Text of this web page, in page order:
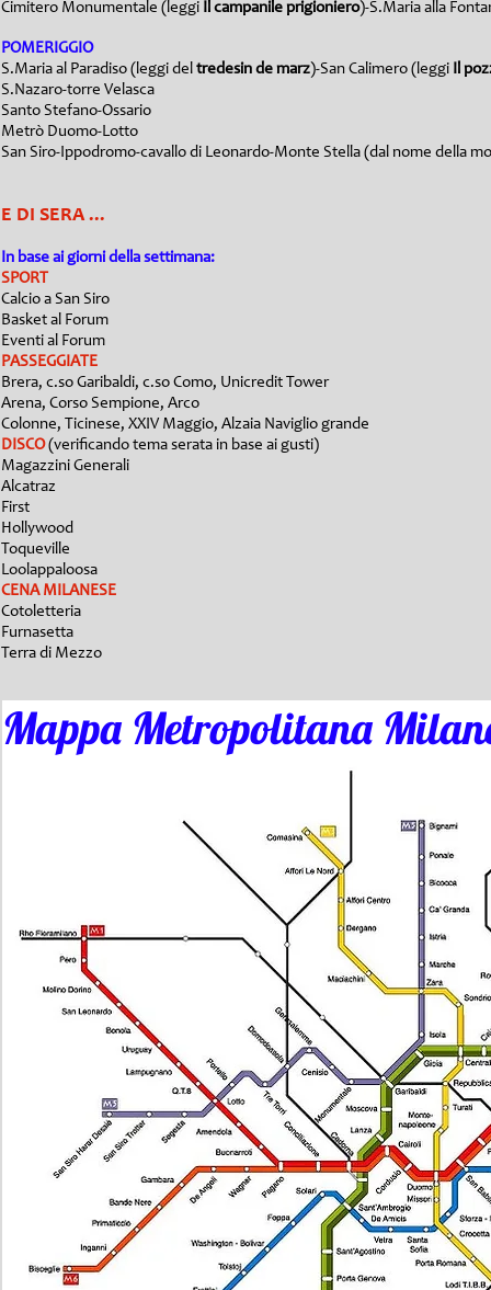
Cimitero Monumentale (leggi Il campanile prigioniero)-S.Maria alla
POMERIGGIO
S.Maria al Paradiso (leggi del tredesin de marz)-San Calimero (leggi Il
S.Nazaro-torre Velasca
Santo Stefano-Ossario
Metrò Duomo-Lotto
San Siro-Ippodromo-cavallo di Leonardo-Monte Stella (dal nome della
E DI SERA ...
In base ai giorni della settimana:
SPORT
Calcio a San Siro
Basket al Forum
Eventi al Forum
PASSEGGIATE
Brera, c.so Garibaldi, c.so Como, Unicredit Tower
Arena, Corso Sempione, Arco
Colonne, Ticinese, XXIV Maggio, Alzaia Naviglio grande
DISCO (verificando tema serata in base ai gusti)
Magazzini Generali
Alcatraz
First
Hollywood
Toqueville
Loolappaloosa
CENA MILANESE
Cotoletteria
Furnasetta
Terra di Mezzo
Mappa Metropolitana